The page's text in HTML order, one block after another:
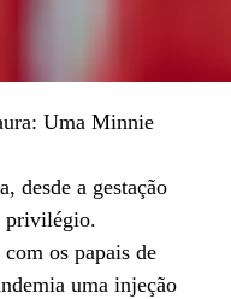
Uma Minnie
desde a gestação
privilégio.
os papais de
uma injeção